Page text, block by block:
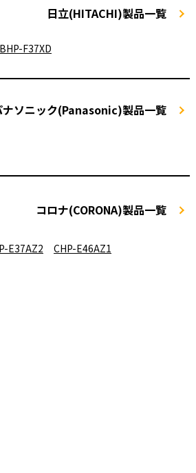
日立(HITACHI)製品一覧
BHP-F37XD
ナソニック(Panasonic)製品一覧
コロナ(CORONA)製品一覧
E37AZ2 CHP-E46AZ1